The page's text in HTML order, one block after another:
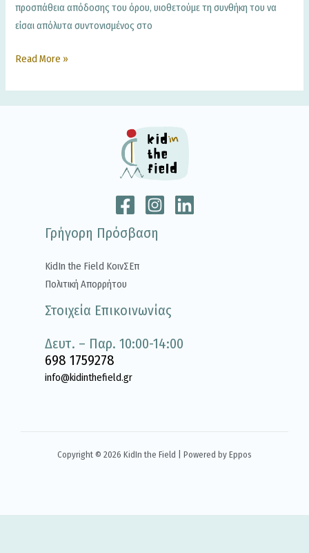
προσπάθεια απόδοσης του όρου, υιοθετούμε τη συνθήκη του να
είσαι απόλυτα συντονισμένος στο
Read More »
Γρήγορη Πρόσβαση
KidIn the Field ΚοινΣΕπ
Πολιτική Απορρήτου
Στοιχεία Επικοινωνίας
Δευτ. – Παρ. 10:00-14:00
698 1759278
info@kidinthefield.gr
Copyright © 2026 KidIn the Field | Powered by Eppos